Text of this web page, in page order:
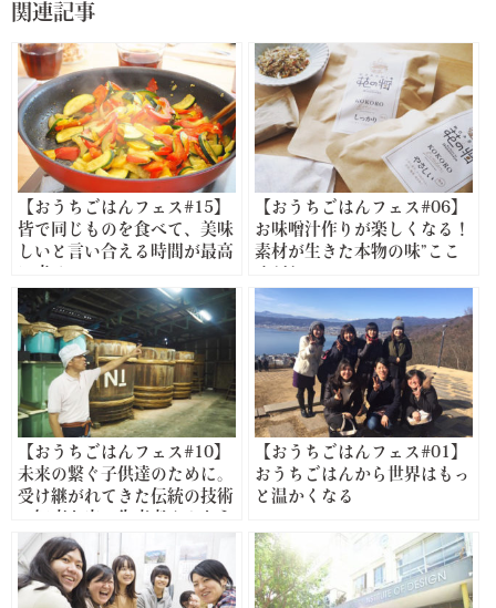
関連記事
【おうちごはんフェス#15】
皆で同じものを食べて、美味
しいと言い合える時間が最高
【おうちごはんフェス#06】
お味噌汁作りが楽しくなる！
素材が生きた本物の味”ここ
【おうちごはんフェス#10】
未来の繋ぐ子供達のために。
受け継がれてきた伝統の技術
から応援したい
【おうちごはんフェス#01】
おうちごはんから世界はもっ
と温かくなる